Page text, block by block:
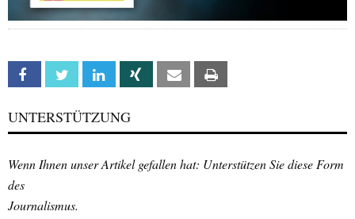
Facebook Twitter Linkedin Xing Email
UNTERSTÜTZUNG
Wenn Ihnen unser Artikel gefallen hat: Unterstützen Sie diese Form
des
Journalismus.